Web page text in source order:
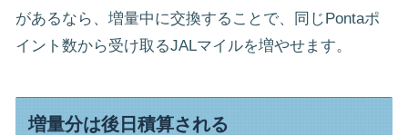
があるなら、増量中に交換することで、同じPontaポ
イント数から受け取るJALマイルを増やせます。
増量分は後日積算される